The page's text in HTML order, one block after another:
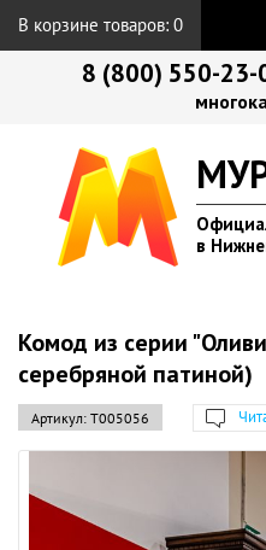
В корзине товаров: 0
8 (800) 550-23-
в
Комод из серии
серебряной патиной)
Артикул: Т005056